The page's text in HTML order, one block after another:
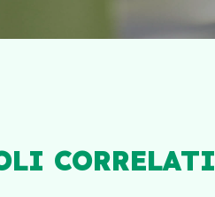
CORRELATI